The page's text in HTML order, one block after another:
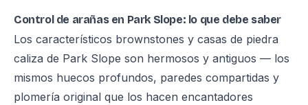
Control de arañas en Park Slope: lo que debe saber
Los característicos brownstones y casas de piedra
caliza de Park Slope son hermosos y antiguos — los
mismos huecos profundos, paredes compartidas y
plomería original que los hacen encantadores